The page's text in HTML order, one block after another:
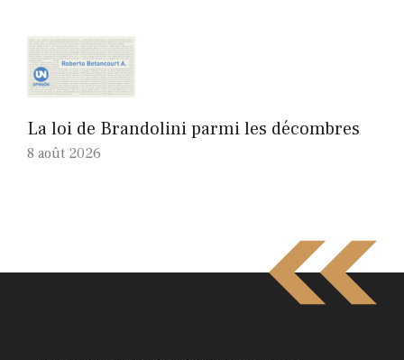
La loi de Brandolini parmi les décombres
8 août 2026